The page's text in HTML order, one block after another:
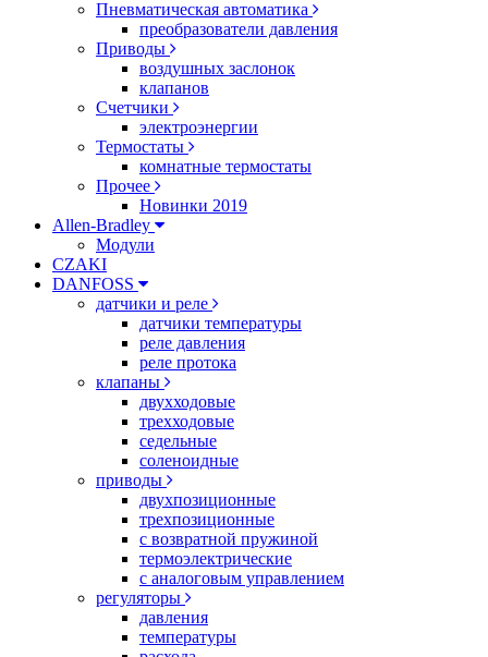
Пневматическая автоматика
преобразователи давления
Приводы
воздушных заслонок
клапанов
Счетчики
электроэнергии
Термостаты
комнатные термостаты
Прочее
Новинки 2019
Allen-Bradley
Модули
CZAKI
DANFOSS
датчики и реле
датчики температуры
реле давления
реле протока
клапаны
двухходовые
трехходовые
седельные
соленоидные
приводы
двухпозиционные
трехпозиционные
с возвратной пружиной
термоэлектрические
с аналоговым управлением
регуляторы
давления
температуры